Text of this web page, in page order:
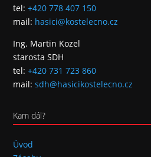
tel:+420 778 407 150
mail: hasici@kostelecno.cz
Ing. Martin Kozel
starosta SDH
tel:+420 731 723 860
mail:sdh@hasicikostelecno.cz
Kam dál?
Úvod